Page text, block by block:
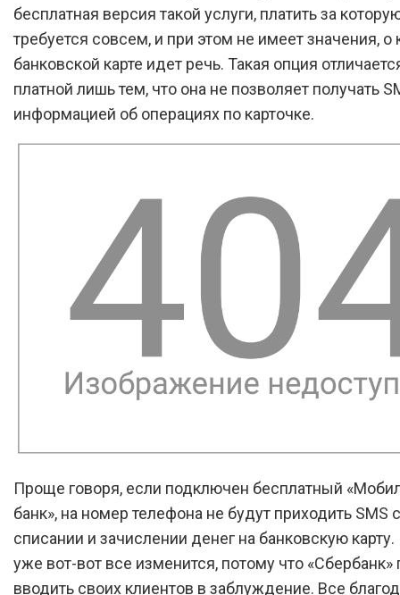
бесплатная версия такой услуги, платить за
требуется совсем, и при этом не имеет значения, о
банковской карте идет речь. Такая опция
платной лишь тем, что она не позволяет получать
информацией об операциях по карточке.
Проще говоря, если подключен бесплатный
банк», на номер телефона не будут приходить
списании и зачислении денег на банковскую
уже вот-вот все изменится, потому что «Сбербанк»
вводить своих клиентов в заблуждение. Все